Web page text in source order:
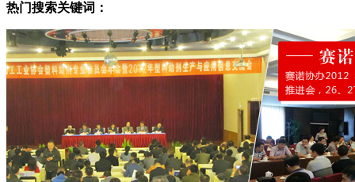
热门搜索关键词：